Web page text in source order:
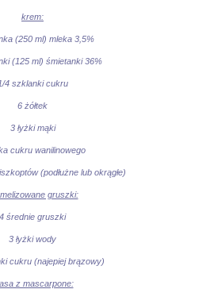
krem:
(250 ml) mleka 3,5%
(125 ml) śmietanki 36%
4 szklanki cukru
6 żółtek
3 łyżki mąki
cukru wanilinowego
(podłużne lub okrągłe)
gruszki:
4 średnie gruszki
3 łyżki wody
cukru (najepiej brązowy)
z mascarpone: